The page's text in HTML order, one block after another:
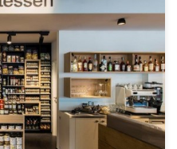
nous ont donné l’envie de créer un
s’harmonisent les huiles et
et condiments, les saveurs
les confitures et confits et les